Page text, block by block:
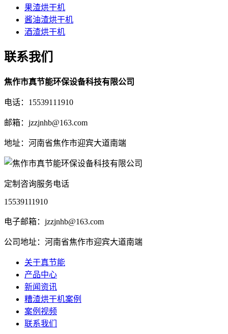
果渣烘干机
酱油渣烘干机
酒渣烘干机
联系我们
焦作市真节能环保设备科技有限公司
电话：15539111910
邮箱：jzzjnhb@163.com
地址：河南省焦作市迎宾大道南端
定制咨询服务电话
15539111910
电子邮箱：jzzjnhb@163.com
公司地址：河南省焦作市迎宾大道南端
关于真节能
产品中心
新闻资讯
糟渣烘干机案例
案例视频
联系我们